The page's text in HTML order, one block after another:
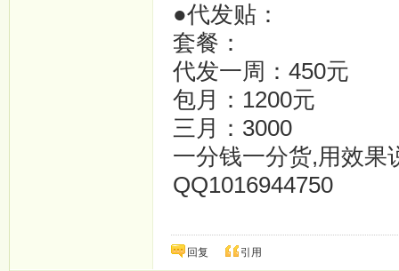
●代发贴：
套餐：
代发一周：450元
包月：1200元
三月：3000
一分钱一分货,用效果
QQ1016944750
回复 引用